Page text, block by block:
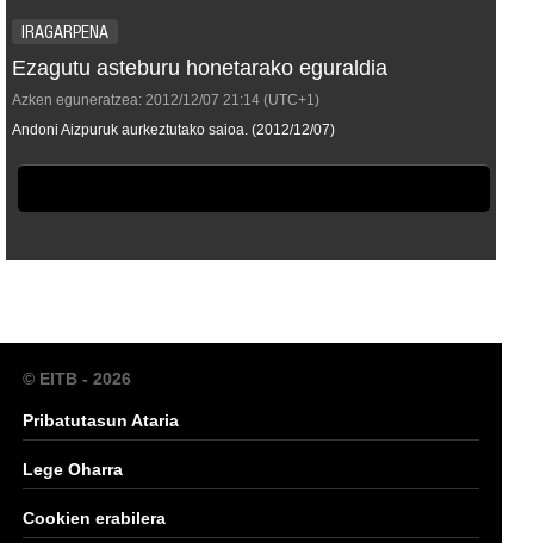
IRAGARPENA
Ezagutu asteburu honetarako eguraldia
Azken eguneratzea: 2012/12/07 21:14 (UTC+1)
Andoni Aizpuruk aurkeztutako saioa. (2012/12/07)
© EITB - 2026
Pribatutasun Ataria
Lege Oharra
Cookien erabilera